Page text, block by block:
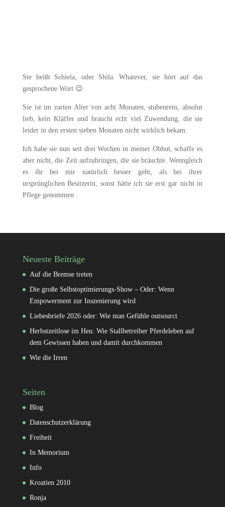
Sie heißt Schiela, oder Shila. Whatever, sie hört auf das
gesprochene Wort 😉
Sie ist im zarten Alter von acht Monaten, stubenrein, absolut
lieb, kein Kläffer und braucht echt viel Zuwendung, die sie
leider in den ersten sieben Monaten nicht wirklich bekam.
Ich habe sie nun seit drei Wochen in meiner Obhut, schaffe es
aber nicht, die Zeit aufzubringen, die sie bräuchte. Wenngleich
es ihr bei mir natürlich besser geht, als bei ihrer
ursprünglichen Besitzerin, sonst hätte ich sie erst gar nicht in
Pflege genommen.
Neueste Beiträge
Auf die Bremse treten
Die große Selbstoptimierungs-Show – Oder: Wenn
Empowerment zur Inszenierung wird
Liebesbriefe 2026 oder: Wie man Gefühle outsourct
Herbstzeitlose im Heu: Wie Stallbetreiber Pferdeleben auf
dem Gewissen haben und damit durchkommen
Wie die Irren
Seiten
Blog
Datenschutzerklärung
Freiheit
In Memorium
Info
Kroatien 2010
Ronja